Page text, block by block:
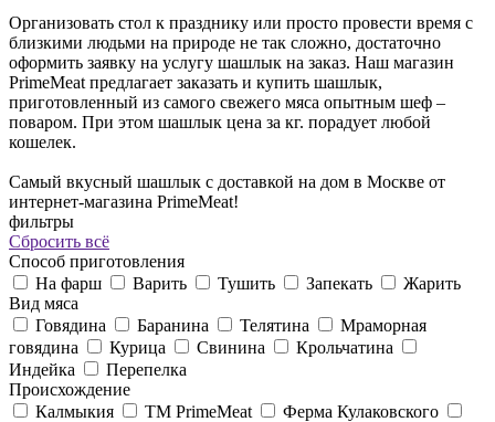
Организовать стол к празднику или просто провести время с
близкими людьми на природе не так сложно, достаточно
оформить заявку на услугу шашлык на заказ. Наш магазин
PrimeMeat предлагает заказать и купить шашлык,
приготовленный из самого свежего мяса опытным шеф –
поваром. При этом шашлык цена за кг. порадует любой
кошелек.
Самый вкусный шашлык с доставкой на дом в Москве от
интернет-магазина PrimeMeat!
фильтры
Сбросить всё
Cпособ приготовления
На фарш
Варить Тушить Запекать
Жарить
Вид мяса
Говядина
Баранина Телятина
Мраморная
говядина
Курица Свинина
Крольчатина
Индейка
Перепелка
Происхождение
Калмыкия
ТМ PrimeMeat
Ферма Кулаковского